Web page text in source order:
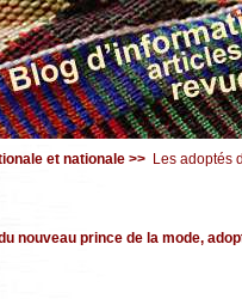
et nationale >> Les adoptés
nouveau prince de la mode,